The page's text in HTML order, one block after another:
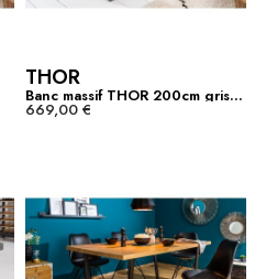
THOR
Banc massif THOR 200cm gris...
669,00 €